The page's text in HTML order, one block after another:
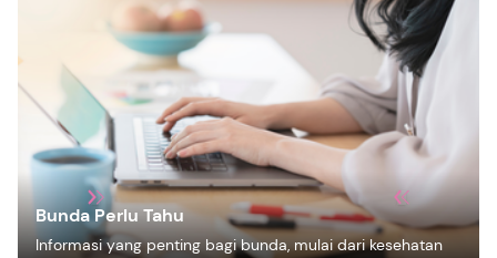
Bunda Perlu Tahu
Informasi yang penting bagi bunda, mulai dari kesehatan